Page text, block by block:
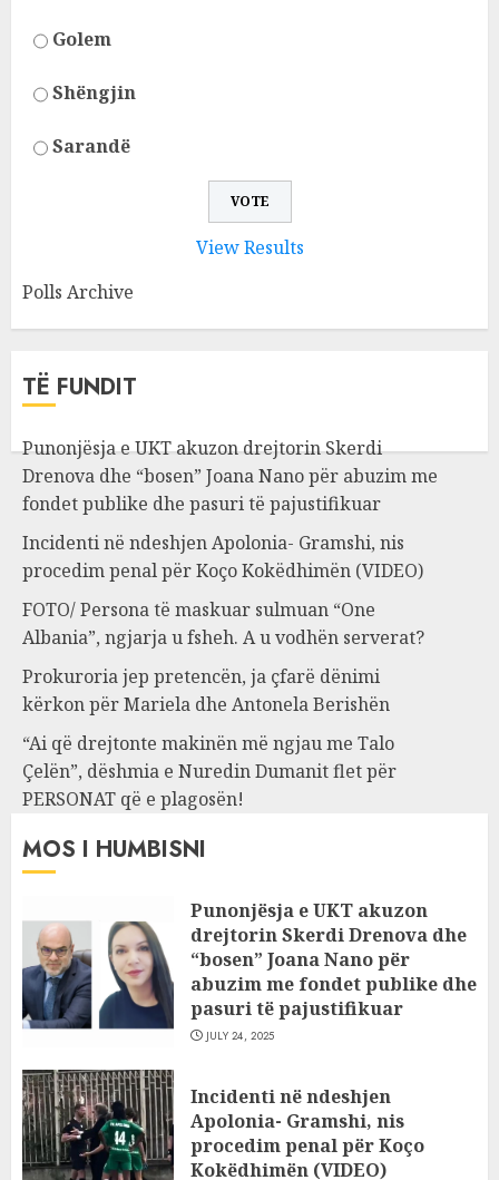
Golem
Shëngjin
Sarandë
View Results
Polls Archive
TË FUNDIT
Punonjësja e UKT akuzon drejtorin Skerdi
Drenova dhe “bosen” Joana Nano për abuzim me
fondet publike dhe pasuri të pajustifikuar
Incidenti në ndeshjen Apolonia- Gramshi, nis
procedim penal për Koço Kokëdhimën (VIDEO)
FOTO/ Persona të maskuar sulmuan “One
Albania”, ngjarja u fsheh. A u vodhën serverat?
Prokuroria jep pretencën, ja çfarë dënimi
kërkon për Mariela dhe Antonela Berishën
“Ai që drejtonte makinën më ngjau me Talo
Çelën”, dëshmia e Nuredin Dumanit flet për
PERSONAT që e plagosën!
MOS I HUMBISNI
Punonjësja e UKT akuzon
drejtorin Skerdi Drenova dhe
“bosen” Joana Nano për
abuzim me fondet publike dhe
pasuri të pajustifikuar
JULY 24, 2025
Incidenti në ndeshjen
Apolonia- Gramshi, nis
procedim penal për Koço
Kokëdhimën (VIDEO)